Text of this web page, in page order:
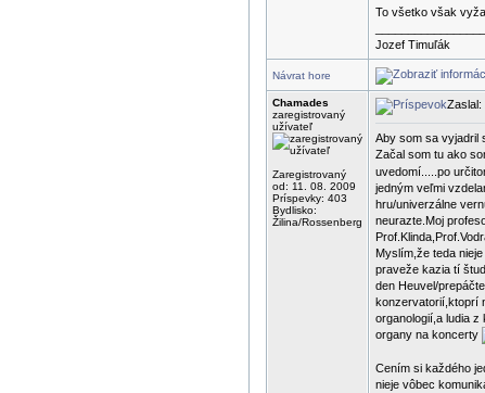
To všetko však
Jozef Timuľák
Návrat hore
Chamades
zaregistrovaný
užívateľ
Zaregistrovaný
od: 11. 08. 2009
Príspevky: 403
Bydlisko:
Žilina/Rossenberg
Zaslal:
Aby som sa vyjadril
Začal som tu ako
uvedomí.....po
jedným veľmi
hru/univerzálne
neurazte.Moj
Myslím,že teda
praveže kazia tí
den Heuvel/
konzervatorií,ktoprí
organologií,a ludia
organy na koncerty
Cením si každého
nieje vôbec